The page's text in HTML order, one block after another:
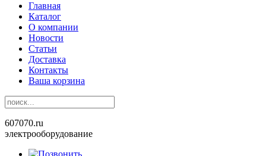
Главная
Каталог
О компании
Новости
Статьи
Доставка
Контакты
Ваша корзина
607070.ru
электрооборудование